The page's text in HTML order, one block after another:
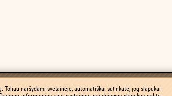
naršydami svetainėje, automatiškai sutinkate, jog slapukai